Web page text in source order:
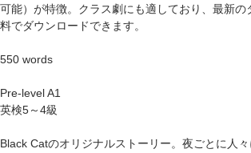
可能）が特徴。クラス劇にも適しており、最新の
料でダウンロードできます。
550 words
Pre-level A1
英検5～4級
Black Catのオリジナルストーリー。夜ごとに人